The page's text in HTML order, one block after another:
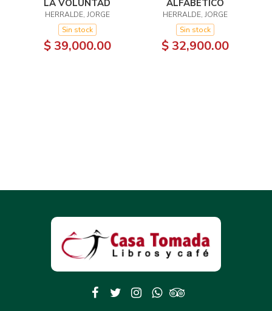
LA VOLUNTAD
HERRALDE, JORGE
Sin stock
$ 39,000.00
ALFABÉTICO
HERRALDE, JORGE
Sin stock
$ 32,900.00